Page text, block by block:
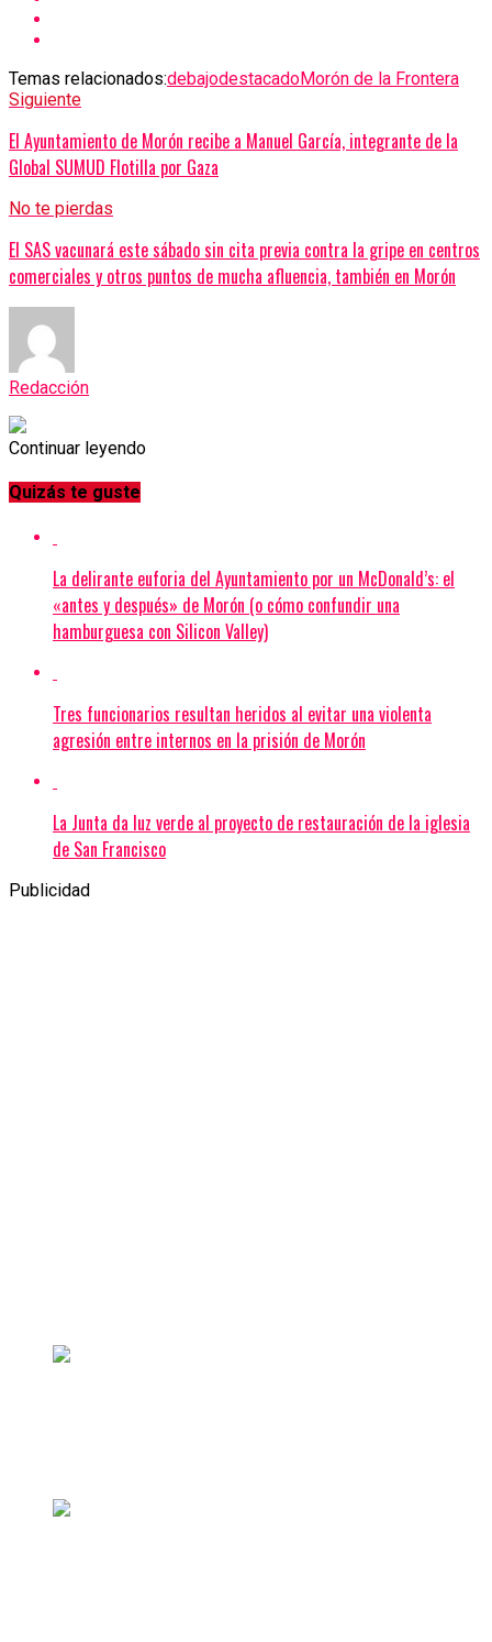
Temas relacionados:debajodestacadoMorón de la Frontera
Siguiente
El Ayuntamiento de Morón recibe a Manuel García, integrante de la
Global SUMUD Flotilla por Gaza
No te pierdas
El SAS vacunará este sábado sin cita previa contra la gripe en centros
comerciales y otros puntos de mucha afluencia, también en Morón
Redacción
Continuar leyendo
Quizás te guste
La delirante euforia del Ayuntamiento por un McDonald’s: el
«antes y después» de Morón (o cómo confundir una
hamburguesa con Silicon Valley)
Tres funcionarios resultan heridos al evitar una violenta
agresión entre internos en la prisión de Morón
La Junta da luz verde al proyecto de restauración de la iglesia
de San Francisco
Publicidad